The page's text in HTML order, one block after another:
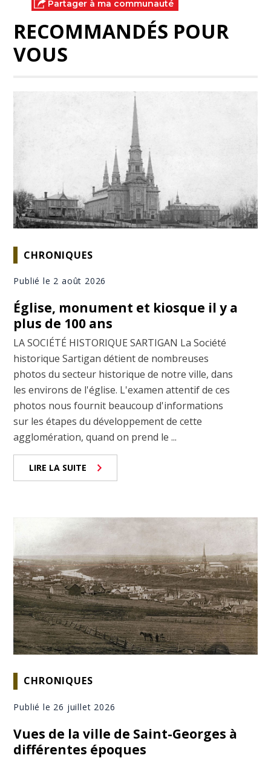
Partager à ma communauté
RECOMMANDÉS POUR
VOUS
CHRONIQUES
Publié le 2 août 2026
Église, monument et kiosque il y a
plus de 100 ans
LA SOCIÉTÉ HISTORIQUE SARTIGAN La Société
historique Sartigan détient de nombreuses
photos du secteur historique de notre ville, dans
les environs de l'église. L'examen attentif de ces
photos nous fournit beaucoup d'informations
sur les étapes du développement de cette
agglomération, quand on prend le ...
LIRE LA SUITE
CHRONIQUES
Publié le 26 juillet 2026
Vues de la ville de Saint-Georges à
différentes époques